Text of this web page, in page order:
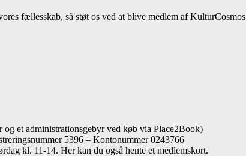
fællesskab, så støt os ved at blive medlem af KulturCosmos
et administrationsgebyr ved køb via Place2Book)
5396 – Kontonummer 0243766
kl. 11-14. Her kan du også hente et medlemskort.